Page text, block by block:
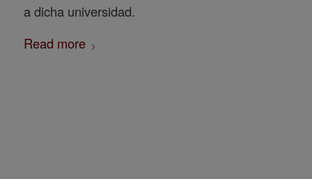
a dicha universidad.
Read more